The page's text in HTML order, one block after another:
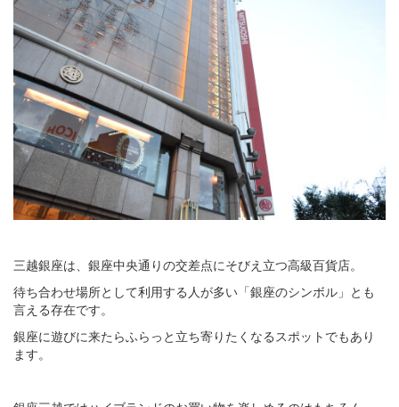
三越銀座は、銀座中央通りの交差点にそびえ立つ高級百貨店。
待ち合わせ場所として利用する人が多い「銀座のシンボル」とも
言える存在です。
銀座に遊びに来たらふらっと立ち寄りたくなるスポットでもあり
ます。